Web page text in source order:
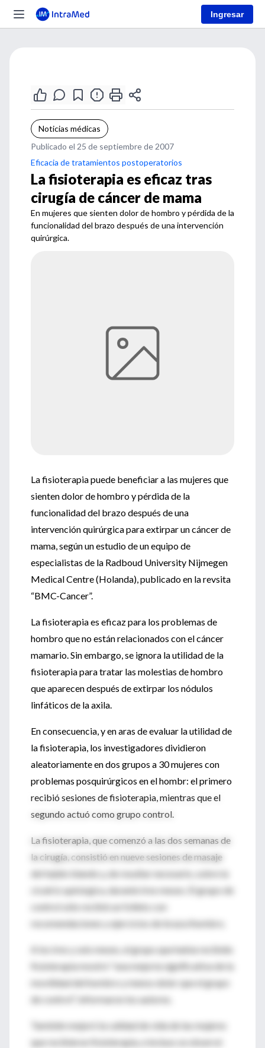
Ingresar
Noticias médicas
Publicado el 25 de septiembre de 2007
Eficacia de tratamientos postoperatorios
La fisioterapia es eficaz tras
cirugía de cáncer de mama
En mujeres que sienten dolor de hombro y pérdida de la
funcionalidad del brazo después de una intervención
quirúrgica.
La fisioterapia puede beneficiar a las mujeres que
sienten dolor de hombro y pérdida de la
funcionalidad del brazo después de una
intervención quirúrgica para extirpar un cáncer de
mama, según un estudio de un equipo de
especialistas de la Radboud University Nijmegen
Medical Centre (Holanda), publicado en la revsita
“BMC-Cancer”.
La fisioterapia es eficaz para los problemas de
hombro que no están relacionados con el cáncer
mamario. Sin embargo, se ignora la utilidad de la
fisioterapia para tratar las molestias de hombro
que aparecen después de extirpar los nódulos
linfáticos de la axila.
En consecuencia, y en aras de evaluar la utilidad de
la fisioterapia, los investigadores dividieron
aleatoriamente en dos grupos a 30 mujeres con
problemas posquirúrgicos en el hombr: el primero
recibió sesiones de fisioterapia, mientras que el
segundo actuó como grupo control.
La fisioterapia, que comenzó a las dos semanas de
la cirugía, consistió en nueve sesiones de masaje
del tejido blando y, de resultar necesario, sobre la
cicatriz quirúrgica, durante tres meses. El grupo de
control sólo recibió un folleto con
recomendaciones y ejercicios de brazo/hombro.
A los tres y seis meses, el grupo que había recibido
fisioterapia mostró "una mejoría significativa de la
movilidad del hombro y menos dolor que el grupo
de control", informaron los autores.
También mejoró la calidad de vida de las mujeres
que recibieron fisioterapia, e incluso se observó